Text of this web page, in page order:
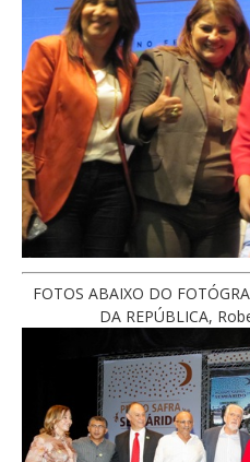
FOTOS ABAIXO DO
DA REPÚBLICA,